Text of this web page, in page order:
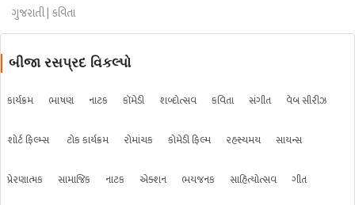
ગુજરાતી | કવિતા
બીજા રસપ્રદ વિકલ્પો
કાર્યક્રમ ભાષણ નાટક કૉમેડી શબ્દોત્સવ કવિતા સંગીત વેબ સીરીઝ
શોર્ટ ફિલ્મ્સ ટોક કાર્યક્રમ રોમાંચક કોમેડી ફિલ્મ રહસ્યમય સાયન્સ
પ્રેરણાત્મક સામાજિક નાટક એક્શન ભયજનક સાહિત્યોત્સવ ગીત